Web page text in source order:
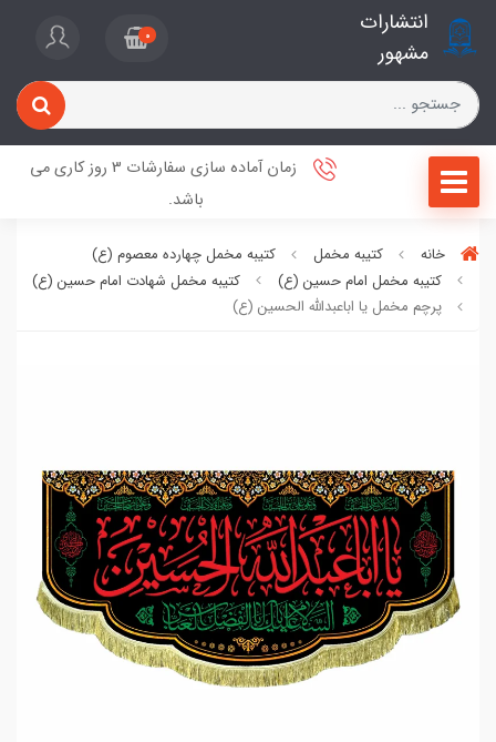
انتشارات
مشهور
0
زمان آماده سازی سفارشات 3 روز کاری می
باشد.
خانه کتیبه مخمل
کتیبه مخمل چهارده معصوم (ع)
کتیبه مخمل امام حسین (ع)
کتیبه مخمل شهادت امام حسین (ع)
پرچم مخمل یا اباعبدالله الحسین (ع)